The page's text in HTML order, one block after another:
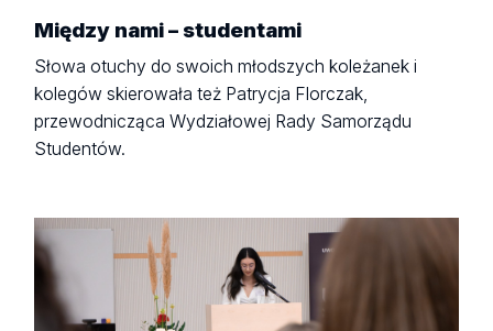
Między nami – studentami
Słowa otuchy do swoich młodszych koleżanek i
kolegów skierowała też Patrycja Florczak,
przewodnicząca Wydziałowej Rady Samorządu
Studentów.